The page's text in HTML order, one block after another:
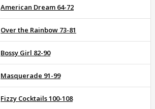
American Dream 64-72
Over the Rainbow 73-81
Bossy Girl 82-90
Masquerade 91-99
Fizzy Cocktails 100-108